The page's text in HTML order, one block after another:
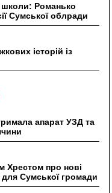
школи: Романько
Сумської облради
історій із
апарат УЗД та
Хрестом про нові
для Сумської громади